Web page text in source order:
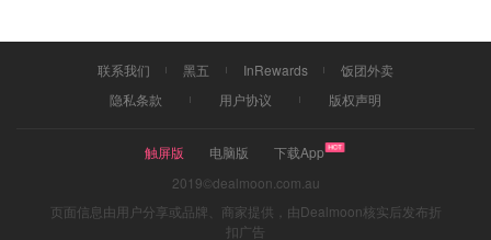
联系我们 黑五 InRewards
饭团外卖
隐私条款
用户协议 版权声明
触屏版 电脑版
下载App
2019©dealmoon.com.au
页面信息由用户分享或品牌、商家提供，由Dealmoon核实后发布折
扣广告